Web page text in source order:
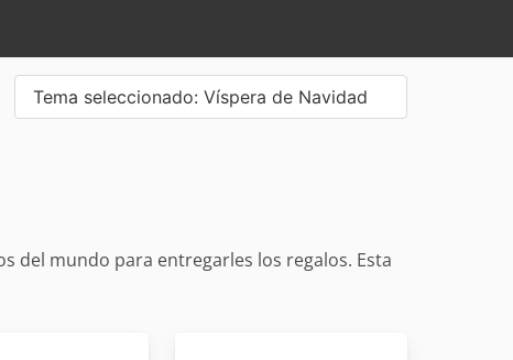
Tema seleccionado: Víspera de Navidad
del mundo para entregarles los regalos. Esta